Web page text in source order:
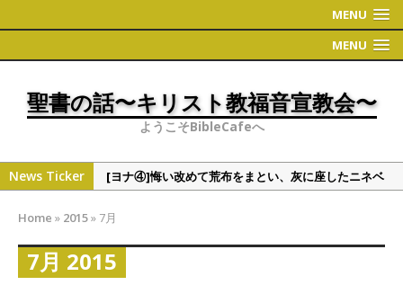
MENU
MENU
聖書の話〜キリスト教福音宣教会〜
ようこそBibleCafeへ
News Ticker
[ヨナ④]悔い改めて荒布をまとい、灰に座したニネベ
[偉人・有名人の聖書観①]学者シリーズ（人文・社会
系）
[ヨナ③]ヨナの切実な祈り
Home » 2015» 7月
7月 2015